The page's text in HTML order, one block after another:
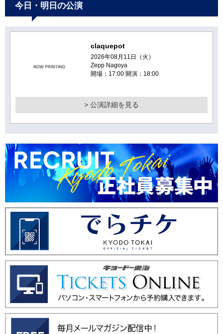
今日・明日の公演
claquepot
2026年08月11日（火）
Zepp Nagoya
開場：17:00 開演：18:00
> 公演詳細を見る